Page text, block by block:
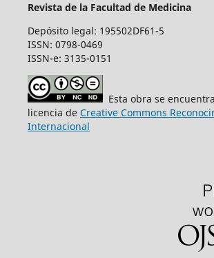
Revista de la Facultad de Medicina
Depósito legal: 195502DF61-5
ISSN: 0798-0469
ISSN-e: 3135-0151
Esta obra se
licencia de Creative Commons
Internacional